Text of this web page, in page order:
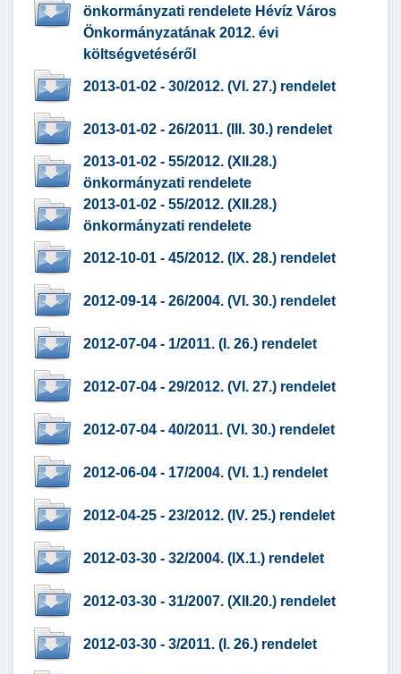
önkormányzati rendelete Hévíz Város
Önkormányzatának 2012. évi
költségvetéséről
2013-01-02 - 30/2012. (VI. 27.) rendelet
2013-01-02 - 26/2011. (III. 30.) rendelet
2013-01-02 - 55/2012. (XII.28.)
önkormányzati rendelete
2013-01-02 - 55/2012. (XII.28.)
önkormányzati rendelete
2012-10-01 - 45/2012. (IX. 28.) rendelet
2012-09-14 - 26/2004. (VI. 30.) rendelet
2012-07-04 - 1/2011. (I. 26.) rendelet
2012-07-04 - 29/2012. (VI. 27.) rendelet
2012-07-04 - 40/2011. (VI. 30.) rendelet
2012-06-04 - 17/2004. (VI. 1.) rendelet
2012-04-25 - 23/2012. (IV. 25.) rendelet
2012-03-30 - 32/2004. (IX.1.) rendelet
2012-03-30 - 31/2007. (XII.20.) rendelet
2012-03-30 - 3/2011. (I. 26.) rendelet